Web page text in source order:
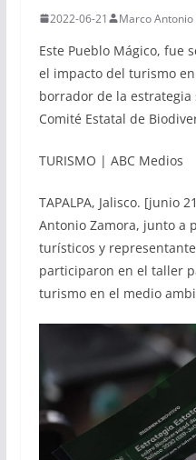
2022-06-21 Marco Antonio
Este Pueblo Mágico, fue
el impacto del turismo
borrador de la
Comité Estatal de
TURISMO | ABC Medios
TAPALPA, Jalisco. [junio
Antonio Zamora, junto a
turísticos y
participaron en el taller
turismo en el medio